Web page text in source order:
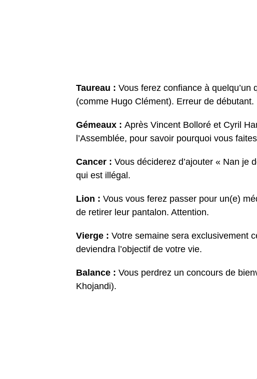
Taureau : Vous ferez confiance à
(comme Hugo Clément). Erreur de débutant.
Gémeaux : Après Vincent Bolloré et Cyril
l’Assemblée, pour savoir pourquoi vous
Cancer : Vous déciderez d’ajouter « Nan je
qui est illégal.
Lion : Vous vous ferez passer pour un(e)
de retirer leur pantalon. Attention.
Vierge : Votre semaine sera exclusivement
deviendra l’objectif de votre vie.
Balance : Vous perdrez un concours de
Khojandi).